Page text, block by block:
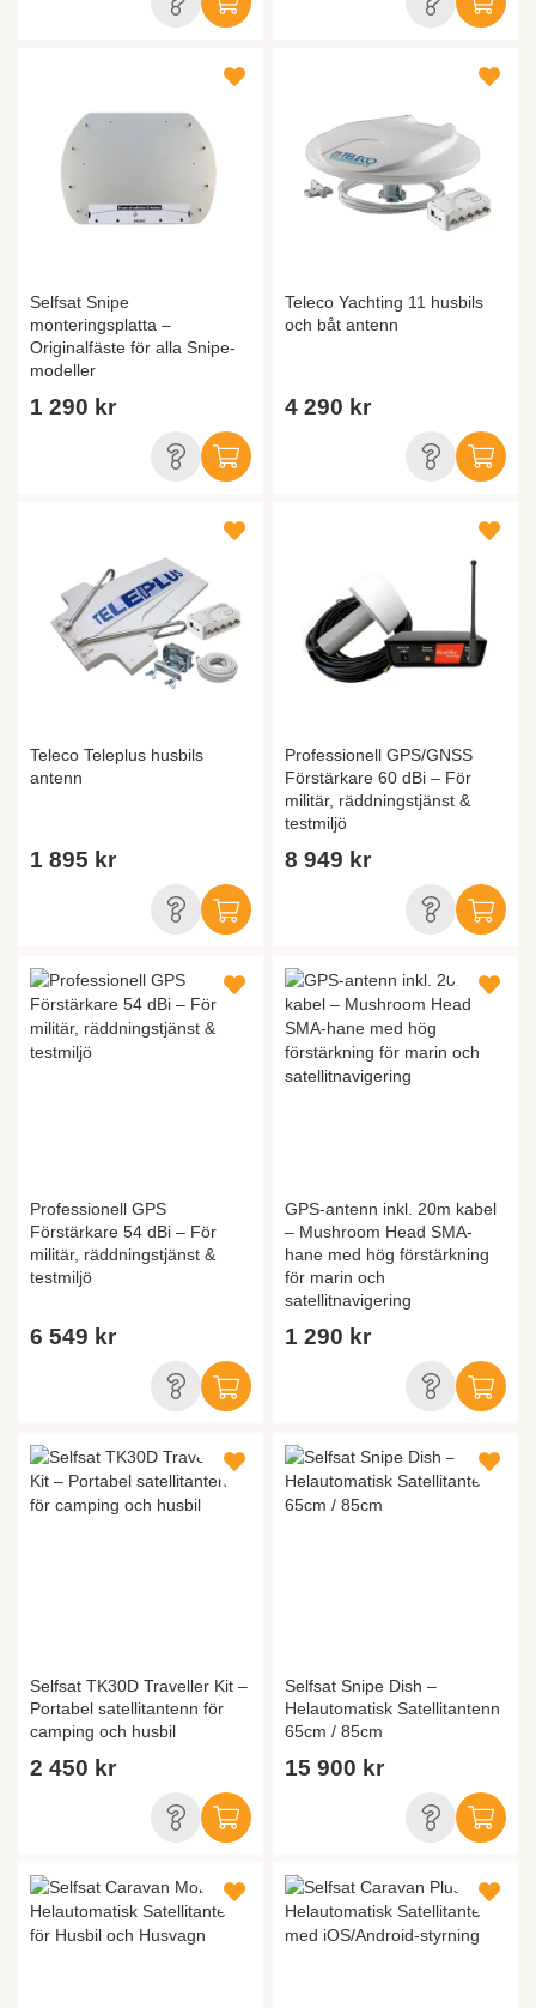
Selfsat Snipe
monteringsplatta –
Originalfäste för alla Snipe-
modeller
1 290 kr
Teleco Yachting 11 husbils
och båt antenn
4 290 kr
Teleco Teleplus husbils
antenn
1 895 kr
Professionell GPS/GNSS
Förstärkare 60 dBi – För
militär, räddningstjänst &
testmiljö
8 949 kr
Professionell GPS
Förstärkare 54 dBi – För
militär, räddningstjänst &
testmiljö
6 549 kr
GPS-antenn inkl. 20m kabel
– Mushroom Head SMA-
hane med hög förstärkning
för marin och
satellitnavigering
1 290 kr
Selfsat TK30D Traveller Kit –
Portabel satellitantenn för
camping och husbil
2 450 kr
Selfsat Snipe Dish –
Helautomatisk Satellitantenn
65cm / 85cm
15 900 kr